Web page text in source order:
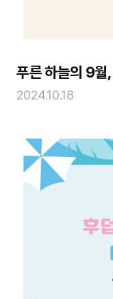
푸른 하늘의 9월
2024.10.18